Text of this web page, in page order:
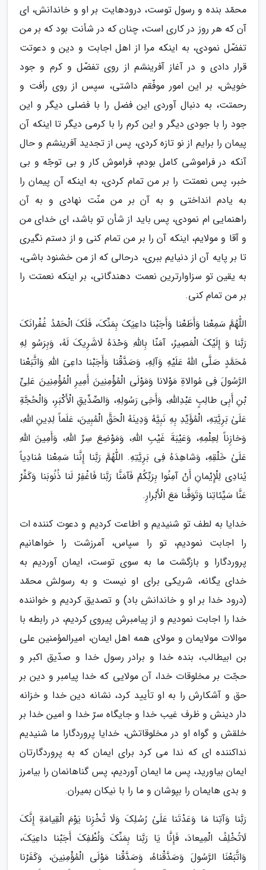
محمّد بنده و رسول توست، درودهایت بر او و خاندانش، ای
آن که هر روز در کاری است، چنان که در شأنت بود که بر من
تفضّل نمودی، به اینکه مرا از اهل اجابت و دین و دعوتت
قرار دادی و در آغاز آفرینشم از روی تفضّل و کرم و جود
خویش، بر این امور موفّقم داشتی، سپس از روی رأفت و
رحمتت، به دنبال آوردی این فضل را با فضلی دیگر و این
جود را با جودی دیگر و این کرم را با کرمی دیگر تا اینکه آن
پیمان را برایم از نو تازه کردی، پس از تجدید آفرینشم و حال
آنکه در فراموشی کامل بودم، فراموش کار و بی توجّه و بی
خبر، پس نعمتت را بر من تمام کردی، به اینکه آن پیمان را
به یادم انداختی و به آن بر من منّت نهادی و به آن
راهنمایی ام نمودی، پس باید از شأن تو باشد، ای خدای من
و آقا و مولایم، اینکه آن را بر من تمام کنی و از دستم نگیری
تا بر پایه آن از دنیایم ببری، درحالی که از من خشنود باشی،
به یقین تو سزاوارترین نعمت دهندگانی، بر اینکه نعمتت را
بر من تمام کنی.
اللّٰهُمَّ سَمِعْنا وَأَطَعْنا وَأَجَبْنا داعِیَکَ بِمَنِّکَ، فَلَکَ الْحَمْدُ غُفْرانَکَ
رَبَّنا وَ إِلَیْکَ الْمَصِیرُ، آمَنّا بِاللّٰهِ وَحْدَهُ لَاشَرِیکَ لَهُ، وَبِرَسُو لِهِ
مُحَمَّدٍ صَلَّى اللّٰهُ عَلَیْهِ وَآلِهِ، وَصَدَّقْنا وَأَجَبْنا داعِىَ اللّٰهِ وَاتَّبَعْنا
الرَّسُولَ فِى مُوالاةِ مَوْلانا وَمَوْلَى الْمُؤْمِنِینَ أَمِیرِ الْمُؤْمِنِینَ عَلِیِّ
بْنِ أَبِی طالِبٍ عَبْدِاللّهِ، وَأَخِى رَسُولِهِ، وَالصِّدِّیقِ الْأَکْبَرِ، وَالْحُجَّةِ
عَلَىٰ بَرِیَّتِهِ، الْمُؤَیِّدِ بِهِ نَبِیَّهُ وَدِینَهُ الْحَقَّ الْمُبِینَ، عَلَماً لِدِینِ اللّٰهِ،
وَخازِناً لِعِلْمِهِ، وَعَیْبَةَ غَیْبِ اللّٰهِ، وَمَوْضِعَ سِرِّ اللّٰهِ، وَأَمِینَ اللّٰهِ
عَلَىٰ خَلْقِهِ، وَشاهِدَهُ فِى بَرِیَّتِهِ. اللّٰهُمَّ رَبَّنا إِنَّنا سَمِعْنا مُنادِیاً
یُنادِى لِلْإِیْمانِ أَنْ آمِنُوا بِرَبِّکُمْ فَآمَنَّا رَبَّنا فَاغْفِرْ لَنا ذُنُوبَنا وَکَفِّرْ
عَنَّا سَیِّئاتِنا وَتَوَفَّنا مَعَ الْأَبْرارِ.
خدایا به لطف تو شنیدیم و اطاعت کردیم و دعوت کننده ات
را اجابت نمودیم، تو را سپاس، آمرزشت را خواهانیم
پروردگارا و بازگشت ما به سوی توست، ایمان آوردیم به
خدای یگانه، شریکی برای او نیست و به رسولش محمّد
(درود خدا بر او و خاندانش باد) و تصدیق کردیم و خواننده
خدا را اجابت نمودیم و از پیامبرش پیروی کردیم، در رابطه با
موالات مولایمان و مولای همه اهل ایمان، امیرالمؤمنین علی
بن ابیطالب، بنده خدا و برادر رسول خدا و صدّیق اکبر و
حجّت بر مخلوقات خدا، آن مولایی که خدا پیامبر و دین بر
حق و آشکارش را به او تأیید کرد، نشانه دین خدا و خزانه
دار دینش و ظرف غیب خدا و جایگاه سرّ خدا و امین خدا بر
خلقش و گواه او در مخلوقاتش، خدایا پروردگارا ما شنیدیم
نداکننده ای که ندا می کرد برای ایمان که به پروردگارتان
ایمان بیاورید، پس ما ایمان آوردیم، پس گناهانمان را بیامرز
و بدی هایمان را بپوشان و ما را با نیکان بمیران.
رَبَّنا وَآتِنا مَا وَعَدْتَنا عَلَىٰ رُسُلِکَ وَلَا تُخْزِنا یَوْمَ الْقِیامَةِ إِنَّکَ
لَاتُخْلِفُ الْمِیعادَ، فَإِنَّا یَا رَبَّنا بِمَنِّکَ وَلُطْفِکَ أَجَبْنا داعِیَکَ،
وَاتَّبَعْنَا الرَّسُولَ وَصَدَّقْناهُ، وَصَدَّقْنا مَوْلَى الْمُؤْمِنِینَ، وَکَفَرْنا